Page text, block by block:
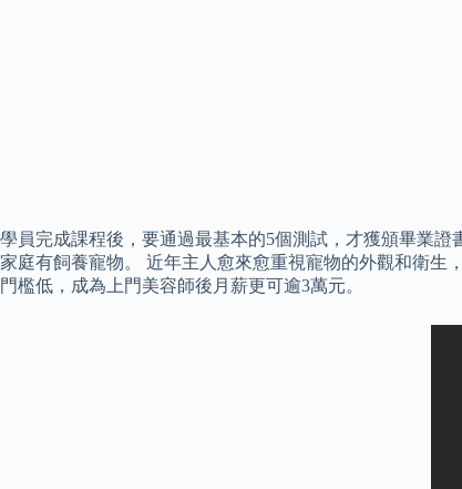
學員完成課程後，要通過最基本的5個測試，才獲頒畢業
家庭有飼養寵物。 近年主人愈來愈重視寵物的外觀和衛生
門檻低，成為上門美容師後月薪更可逾3萬元。